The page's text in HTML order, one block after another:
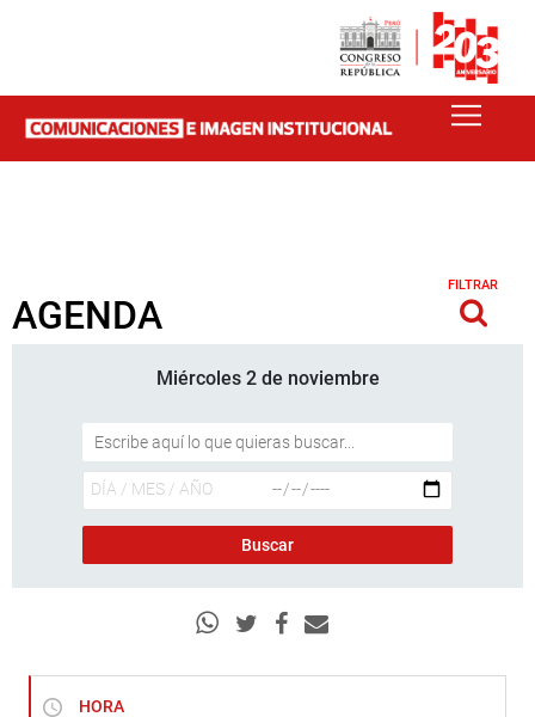
AGENDA
FILTRAR
Miércoles 2 de noviembre
HORA